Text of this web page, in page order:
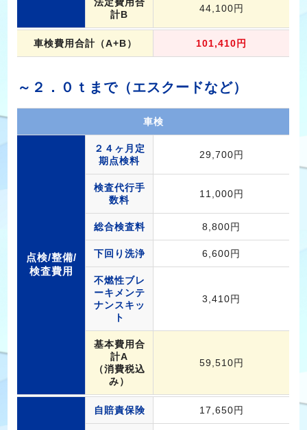
法定費用合
計B
44,100円
車検費用合計（A+B） 101,410円
～２．０ｔまで（エスクードなど）
車検
点検/整備/
検査費用
２４ヶ月定
期点検料
29,700円
検査代行手
数料
11,000円
総合検査料 8,800円
下回り洗浄 6,600円
不燃性ブレ
ーキメンテ
ナンスキッ
ト
3,410円
基本費用合
計A
（消費税込
み）
59,510円
自賠責保険 17,650円